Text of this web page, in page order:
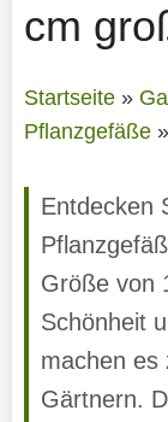
cm
Startseite»
Pflanzgefäße»
Entdecken
Größe von
Schönheit
machen es
Gärtnern.